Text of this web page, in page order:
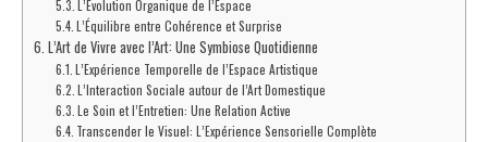
L’Évolution Organique de l’Espace
L’Équilibre entre Cohérence et Surprise
L’Art de Vivre avec l’Art: Une Symbiose Quotidienne
L’Expérience Temporelle de l’Espace Artistique
L’Interaction Sociale autour de l’Art Domestique
Le Soin et l’Entretien: Une Relation Active
Transcender le Visuel: L’Expérience Sensorielle Complète